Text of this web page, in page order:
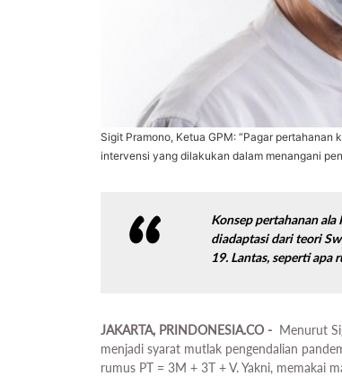
Sigit Pramono, Ketua GPM: “Pagar pertahanan
intervensi yang dilakukan dalam menangani
Konsep pertahanan ala
diadaptasi dari teori
19. Lantas, seperti apa
JAKARTA, PRINDONESIA.CO - Menurut
menjadi syarat mutlak pengendalian
rumus PT = 3M + 3T + V. Yakni, memakai